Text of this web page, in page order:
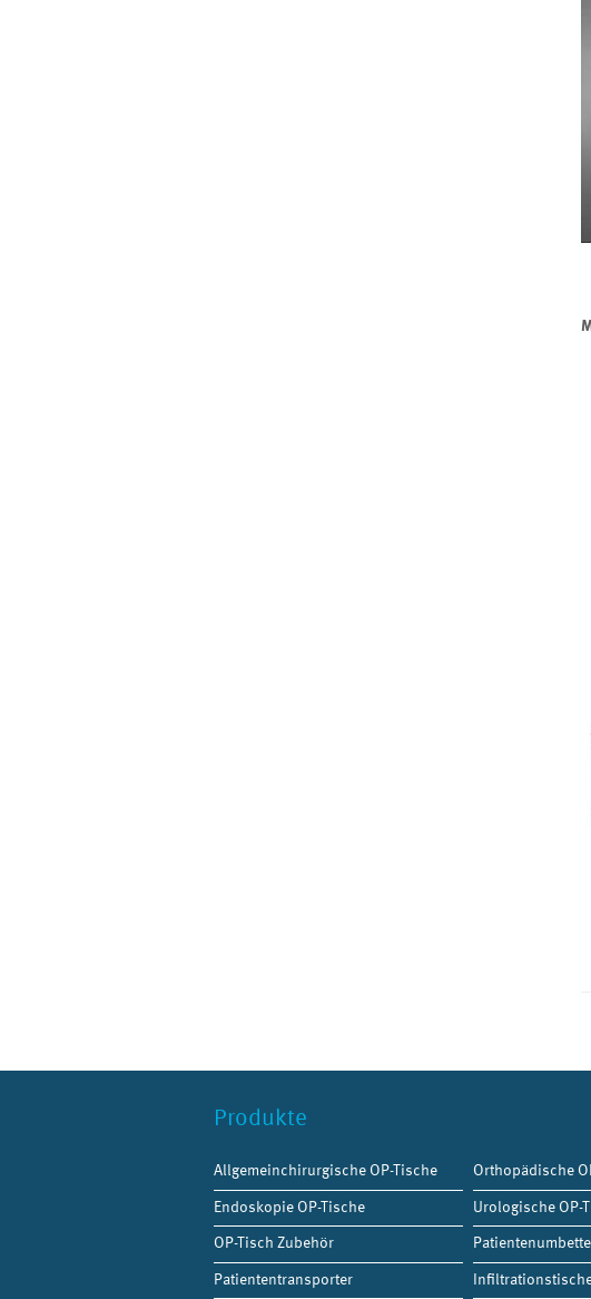
Produkte
Allgemeinchirurgische OP-Tische
Orthopädische
Endoskopie OP-Tische
Urologische OP-
OP-Tisch Zubehör
Patiententransporter